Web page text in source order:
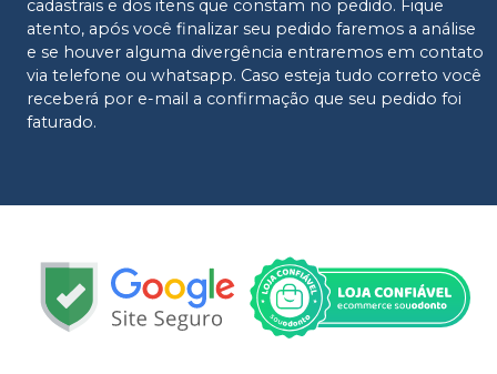
cadastrais e dos itens que constam no pedido. Fique
atento, após você finalizar seu pedido faremos a análise
e se houver alguma divergência entraremos em contato
via telefone ou whatsapp. Caso esteja tudo correto você
receberá por e-mail a confirmação que seu pedido foi
faturado.